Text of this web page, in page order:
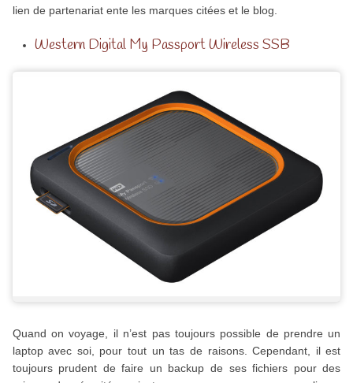
lien de partenariat ente les marques citées et le blog.
Western Digital My Passport Wireless SSB
Quand on voyage, il n’est pas toujours possible de prendre un
laptop avec soi, pour tout un tas de raisons. Cependant, il est
toujours prudent de faire un backup de ses fichiers pour des